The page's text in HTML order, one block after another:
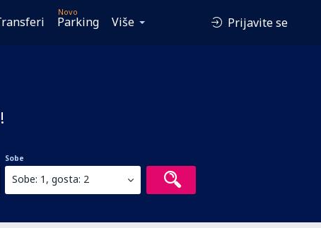
Novo
Parking Više Prijavite se
Sobe
Sobe: 1, gosta: 2